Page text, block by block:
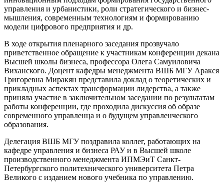
управления и урбанистики, роли стратегического и бизнес-
мышления, современным технологиям и формированию
модели цифрового предприятия и др.
В ходе открытия пленарного заседания прозвучало
приветственное обращение к участникам конференции декана
Высшей школы бизнеса, профессора Олега Самуиловича
Виханского. Доцент кафедры менеджмента ВШБ МГУ Аракся
Григоревна Миракян представила доклад о теоретических и
прикладных аспектах трансформации лидерства, а также
приняла участие в заключительном заседании по результатам
работы конференции, где проходила дискуссия об образе
современного управленца и о будущем управленческого
образования.
Делегация ВШБ МГУ поздравила коллег, работающих на
кафедре управления и бизнеса РАУ и в Высшей школе
производственного менеджмента ИПМЭиТ Санкт-
Петербургского политехнического университета Петра
Великого с изданием нового учебника по управлению.